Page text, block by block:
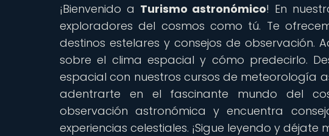
¡Bienvenido a Turismo astronómico! En
exploradores del cosmos como tú. Te
destinos estelares y consejos de observación.
sobre el clima espacial y cómo predecirlo.
espacial con nuestros cursos de meteorología
adentrarte en el fascinante mundo del
observación astronómica y encuentra
experiencias celestiales. ¡Sigue leyendo y